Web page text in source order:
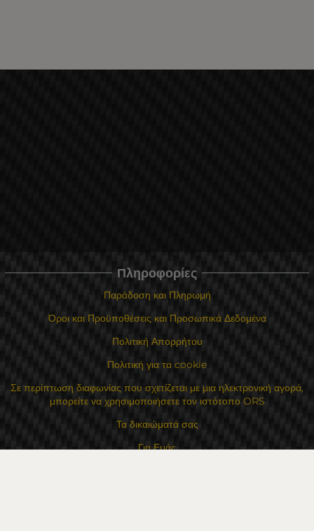
Πληροφορίες
Παράδοση και Πληρωμή
Όροι και Προϋποθέσεις και Προσωπικά Δεδομένα
Πολιτική Απορρήτου
Πολιτική για τα cookie
Σε περίπτωση διαφωνίας που σχετίζεται με μια ηλεκτρονική αγορά,
μπορείτε να χρησιμοποιήσετε τον ιστότοπο ORS
Τα δικαιώματά σας
Για Εμάς